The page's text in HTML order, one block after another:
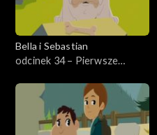
Bella i Sebastian
odcinek 34 – Pierwsze
2)